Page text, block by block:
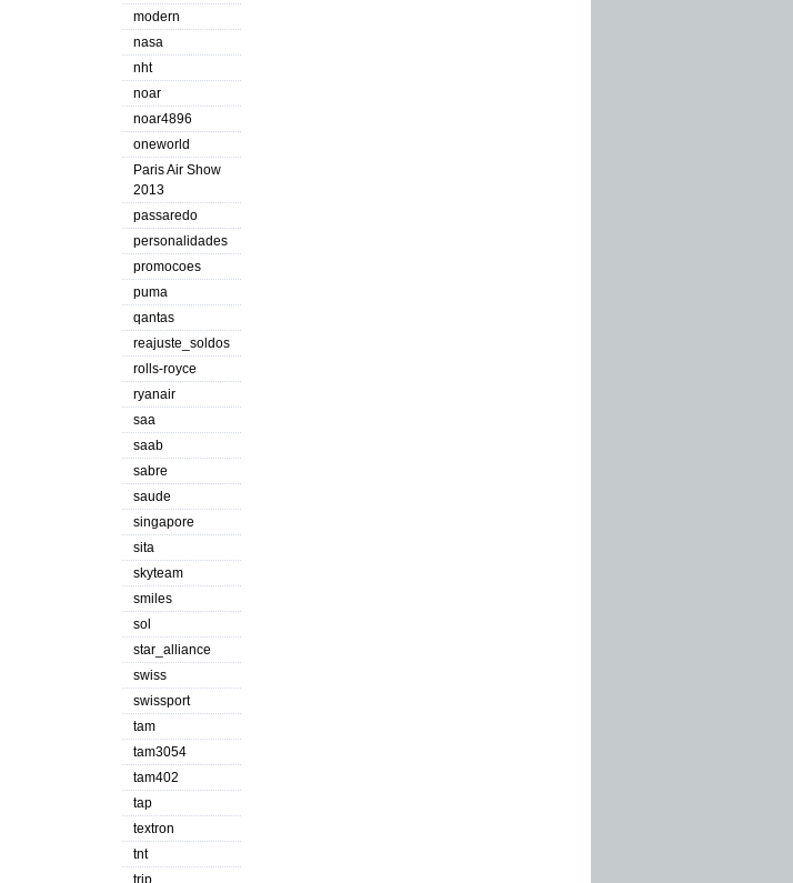
modern
nasa
nht
noar
noar4896
oneworld
Paris Air Show
2013
passaredo
personalidades
promocoes
puma
qantas
reajuste_soldos
rolls-royce
ryanair
saa
saab
sabre
saude
singapore
sita
skyteam
smiles
sol
star_alliance
swiss
swissport
tam
tam3054
tam402
tap
textron
tnt
trip